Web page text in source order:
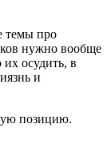
темы про
нужно вообще
их осудить, в
и
позицию.